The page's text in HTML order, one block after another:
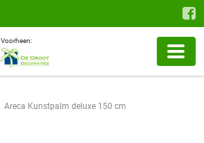
Voorheen:
Areca Kunstpalm deluxe 150 cm